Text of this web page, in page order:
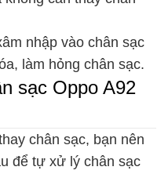
nhập vào chân sạc
làm hỏng chân sạc.
sạc Oppo A92
chân sạc, bạn nên
để tự xử lý chân sạc